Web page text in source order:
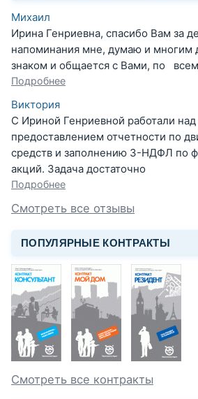
Михаил
Ирина Генриевна, спасибо Вам за
напоминания мне, думаю и многим
знаком и общается с Вами, по
Подробнее
Виктория
С Ириной Генриевной работали над
предоставлением отчетности по
средств и заполнению 3-НДФЛ по
акций. Задача достаточно
Подробнее
Смотреть все отзывы
ПОПУЛЯРНЫЕ КОНТРАКТЫ
Смотреть все контракты